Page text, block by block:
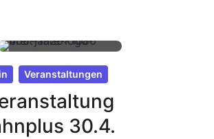
Veranstaltungen
30.4.